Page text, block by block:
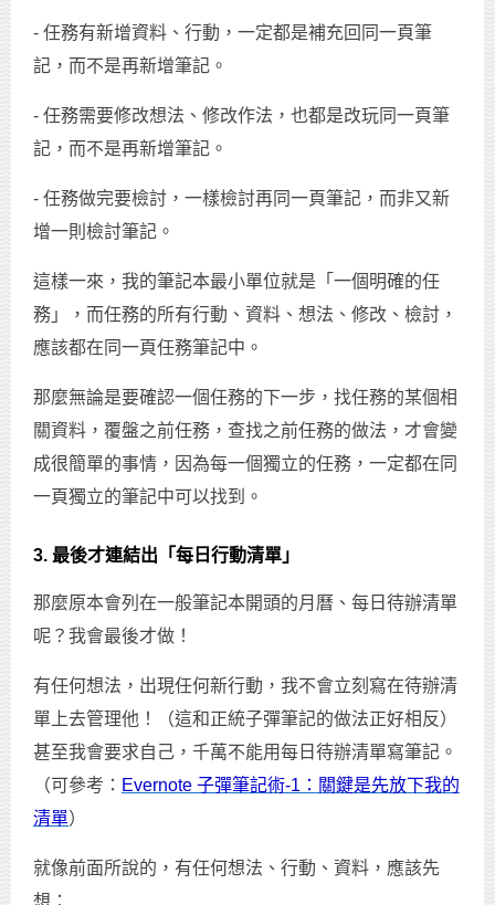
- 任務有新增資料、行動，一定都是補充回同一頁筆
記，而不是再新增筆記。
- 任務需要修改想法、修改作法，也都是改玩同一頁筆
記，而不是再新增筆記。
- 任務做完要檢討，一樣檢討再同一頁筆記，而非又新
增一則檢討筆記。
這樣一來，我的筆記本最小單位就是「一個明確的任
務」，而任務的所有行動、資料、想法、修改、檢討，
應該都在同一頁任務筆記中。
那麼無論是要確認一個任務的下一步，找任務的某個相
關資料，覆盤之前任務，查找之前任務的做法，才會變
成很簡單的事情，因為每一個獨立的任務，一定都在同
一頁獨立的筆記中可以找到。
3. 最後才連結出「每日行動清單」
那麼原本會列在一般筆記本開頭的月曆、每日待辦清單
呢？我會最後才做！
有任何想法，出現任何新行動，我不會立刻寫在待辦清
單上去管理他！（這和正統子彈筆記的做法正好相反）
甚至我會要求自己，千萬不能用每日待辦清單寫筆記。
（可參考： Evernote 子彈筆記術-1：關鍵是先放下我的
清單）
就像前面所說的，有任何想法、行動、資料，應該先
想：